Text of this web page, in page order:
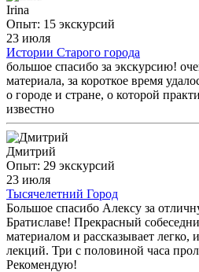
деталями. Вы так интересно и с
что хочется слушать Вас ещё и
легко, комфортно и уютно.
просто увидеть город, а
его с совершенно другой стороны.
спасибо за фотографии! 📸 Они
живыми, нежными, красивыми и
останется прекрасная память об
Александра — настоящий
рассказчик и прекрасный
её всем, кто хочет получить не
путешествие, наполненное
впечатлениями. Желаем Вам,
туристов, новых удивительных
прекрасных встреч! ❤️ С огромной
Юлия
Irina
Опыт: 15 экскурсий
23 июля
Истории Старого города
большое спасибо за экскурсию!
материала, за короткое время
о городе и стране, о которой
известно
Дмитрий
Опыт: 29 экскурсий
23 июля
Тысячелетний Город
Большое спасибо Алексу за
Братиславе! Прекрасный
материалом и рассказывает легко,
лекций. Три с половиной часа
Рекомендую!